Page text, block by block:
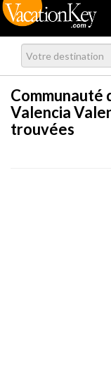
Communauté
Valencia
trouvées